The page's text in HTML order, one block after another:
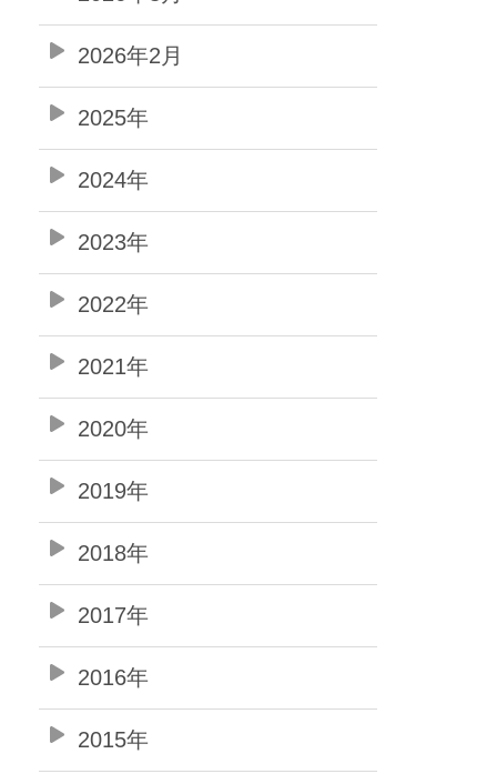
2026年2月
2025年
2024年
2023年
2022年
2021年
2020年
2019年
2018年
2017年
2016年
2015年